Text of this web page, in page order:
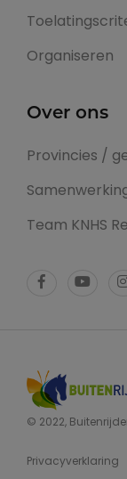
Organiseren
Over ons
Provincies /
Team KNHS
© 2022,
Privacyverklaring